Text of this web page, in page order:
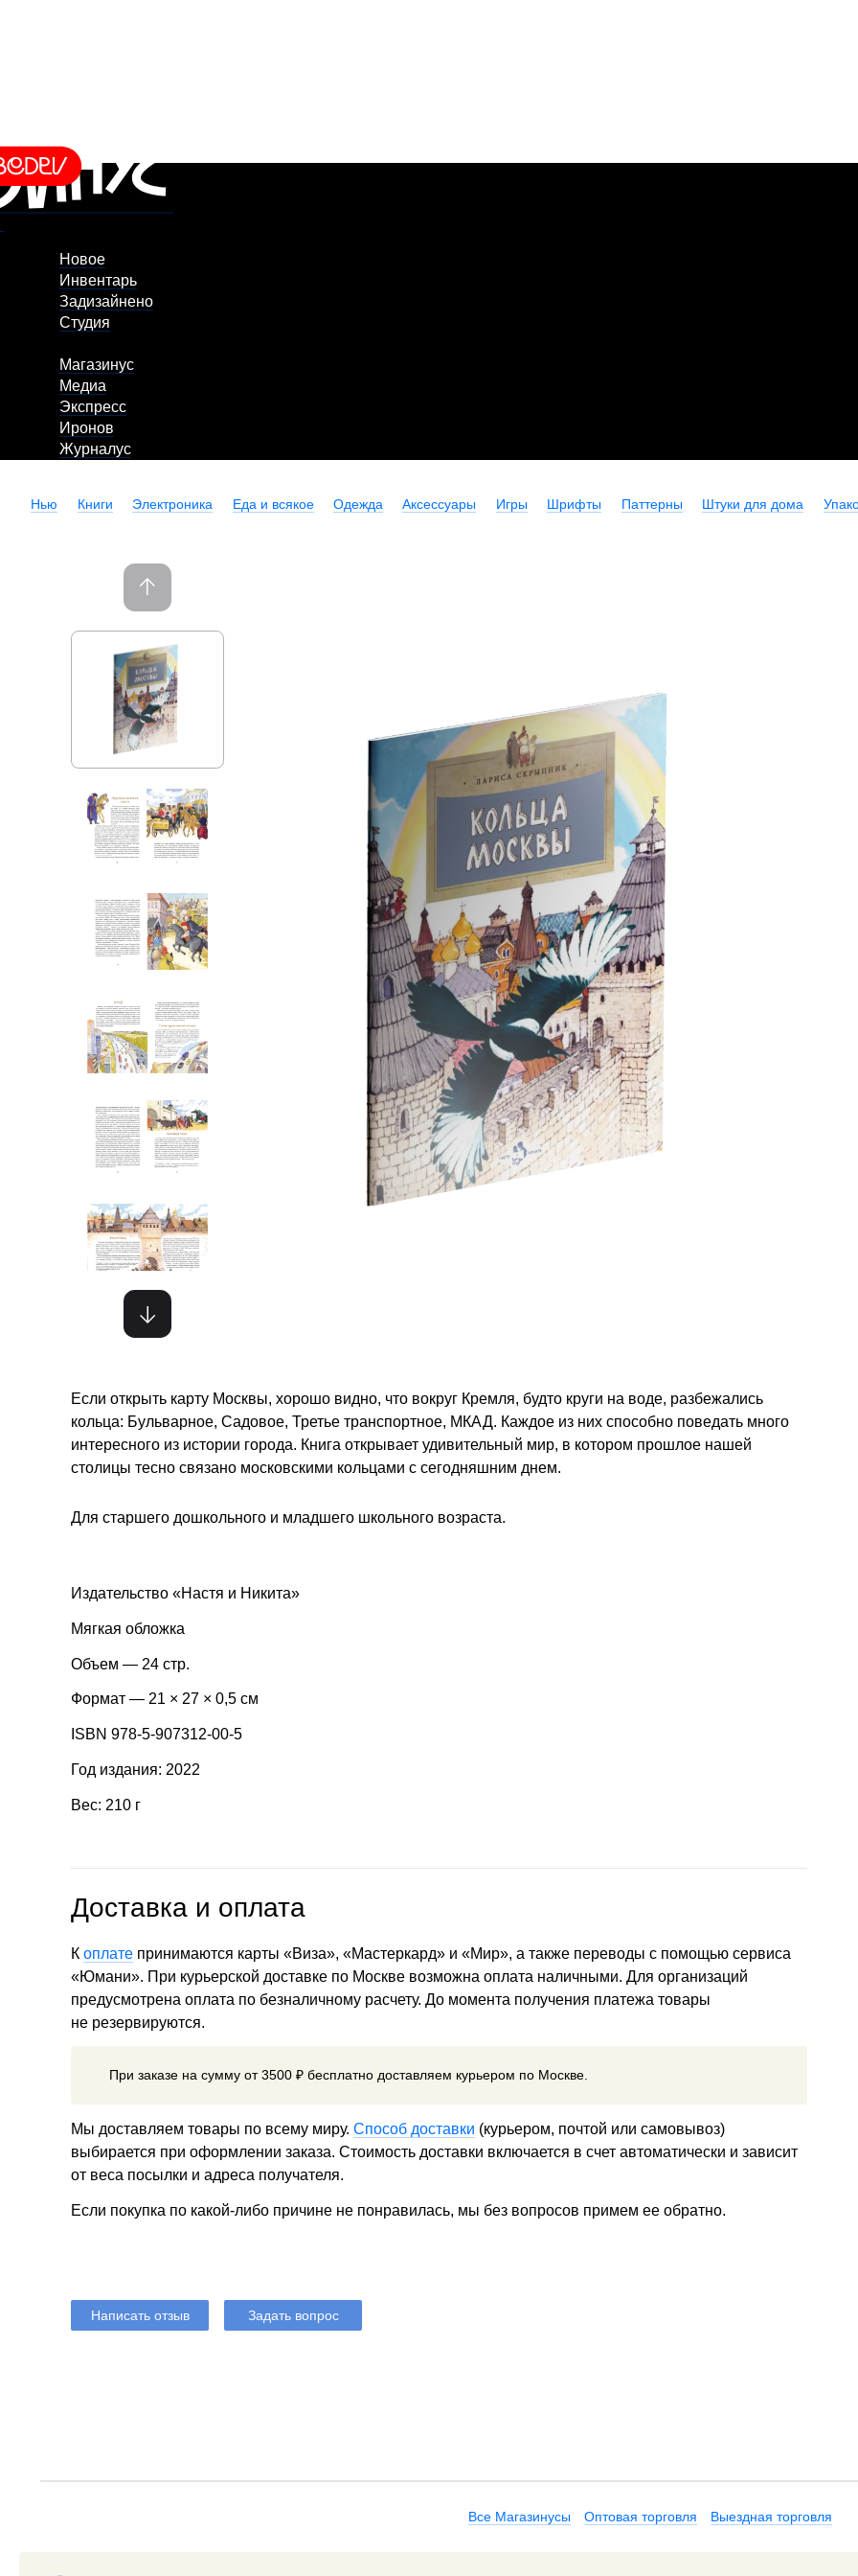
Новое
Инвентарь
Задизайнено
Студия
Магазинус
Медиа
Экспресс
Иронов
Журналус
Нью Книги Электроника Еда и всякое Одежда Аксессуары Игры Шрифты Паттерны Штуки для дома
Если открыть карту Москвы, хорошо видно, что вокруг Кремля, будто круги на воде, разбежались
кольца: Бульварное, Садовое, Третье транспортное, МКАД. Каждое из них способно поведать много
интересного из истории города. Книга открывает удивительный мир, в котором прошлое нашей
столицы тесно связано московскими кольцами с сегодняшним днем.
Для старшего дошкольного и младшего школьного возраста.
Издательство «Настя и Никита»
Мягкая обложка
Объем — 24 стр.
Формат — 21 × 27 × 0,5 см
ISBN 978-5-907312-00-5
Год издания: 2022
Вес: 210 г
Доставка и оплата
К оплате принимаются карты «Виза», «Мастеркард» и «Мир», а также переводы с помощью сервиса
«Юмани». При курьерской доставке по Москве возможна оплата наличными. Для организаций
предусмотрена оплата по безналичному расчету. До момента получения платежа товары
не резервируются.
При заказе на сумму от 3500 ₽ бесплатно доставляем курьером по Москве.
Мы доставляем товары по всему миру. Способ доставки (курьером, почтой или самовывоз)
выбирается при оформлении заказа. Стоимость доставки включается в счет автоматически и зависит
от веса посылки и адреса получателя.
Если покупка по какой-либо причине не понравилась, мы без вопросов примем ее обратно.
Написать отзыв Задать вопрос
Все Магазинусы Оптовая торговля Выездная торговля